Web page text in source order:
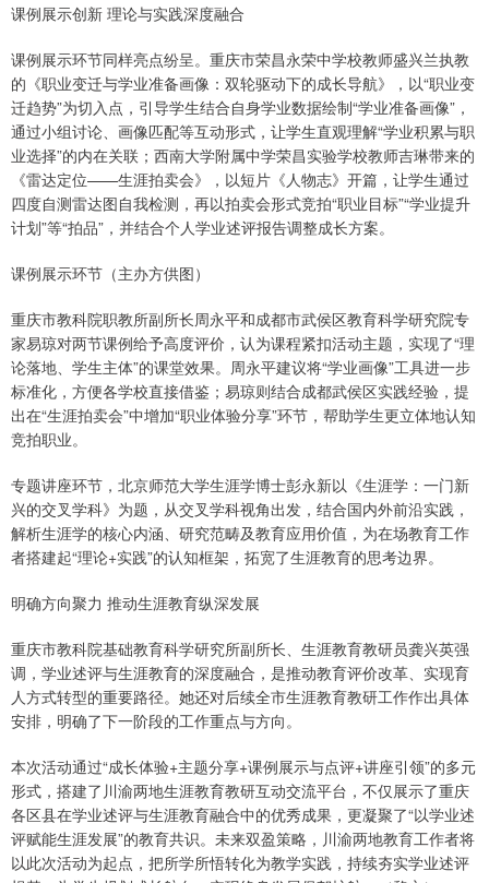
课例展示创新 理论与实践深度融合
课例展示环节同样亮点纷呈。重庆市荣昌永荣中学校教师盛兴兰执教
的《职业变迁与学业准备画像：双轮驱动下的成长导航》，以“职业变
迁趋势”为切入点，引导学生结合自身学业数据绘制“学业准备画像”，
通过小组讨论、画像匹配等互动形式，让学生直观理解“学业积累与职
业选择”的内在关联；西南大学附属中学荣昌实验学校教师吉琳带来的
《雷达定位——生涯拍卖会》，以短片《人物志》开篇，让学生通过
四度自测雷达图自我检测，再以拍卖会形式竞拍“职业目标”“学业提升
计划”等“拍品”，并结合个人学业述评报告调整成长方案。
课例展示环节（主办方供图）
重庆市教科院职教所副所长周永平和成都市武侯区教育科学研究院专
家易琼对两节课例给予高度评价，认为课程紧扣活动主题，实现了“理
论落地、学生主体”的课堂效果。周永平建议将“学业画像”工具进一步
标准化，方便各学校直接借鉴；易琼则结合成都武侯区实践经验，提
出在“生涯拍卖会”中增加“职业体验分享”环节，帮助学生更立体地认知
竞拍职业。
专题讲座环节，北京师范大学生涯学博士彭永新以《生涯学：一门新
兴的交叉学科》为题，从交叉学科视角出发，结合国内外前沿实践，
解析生涯学的核心内涵、研究范畴及教育应用价值，为在场教育工作
者搭建起“理论+实践”的认知框架，拓宽了生涯教育的思考边界。
明确方向聚力 推动生涯教育纵深发展
重庆市教科院基础教育科学研究所副所长、生涯教育教研员龚兴英强
调，学业述评与生涯教育的深度融合，是推动教育评价改革、实现育
人方式转型的重要路径。她还对后续全市生涯教育教研工作作出具体
安排，明确了下一阶段的工作重点与方向。
本次活动通过“成长体验+主题分享+课例展示与点评+讲座引领”的多元
形式，搭建了川渝两地生涯教育教研互动交流平台，不仅展示了重庆
各区县在学业述评与生涯教育融合中的优秀成果，更凝聚了“以学业述
评赋能生涯发展”的教育共识。未来双盈策略，川渝两地教育工作者将
以此次活动为起点，把所学所悟转化为教学实践，持续夯实学业述评